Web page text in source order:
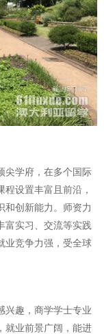
尖学府，在多个国际
设置丰富且前沿，
和创新能力。师资力
富实习、交流等实践
业竞争力强，受全球
兴趣，商学学士专业
就业前景广阔，能进